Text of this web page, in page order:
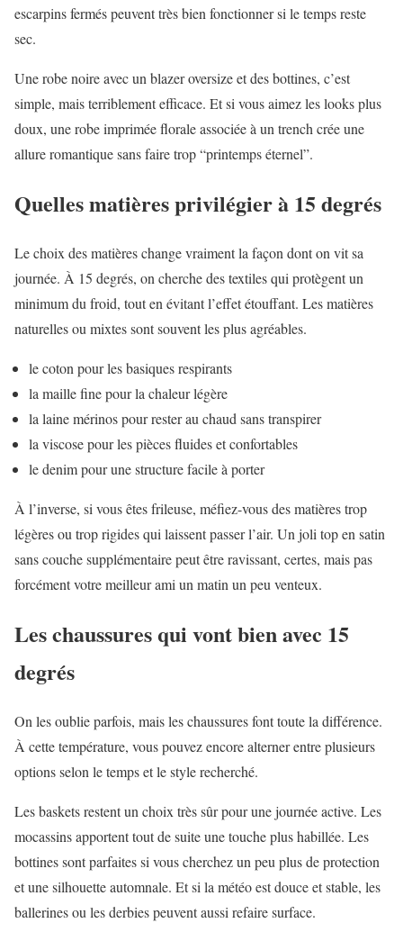
escarpins fermés peuvent très bien fonctionner si le temps reste
sec.
Une robe noire avec un blazer oversize et des bottines, c’est
simple, mais terriblement efficace. Et si vous aimez les looks plus
doux, une robe imprimée florale associée à un trench crée une
allure romantique sans faire trop “printemps éternel”.
Quelles matières privilégier à 15 degrés
Le choix des matières change vraiment la façon dont on vit sa
journée. À 15 degrés, on cherche des textiles qui protègent un
minimum du froid, tout en évitant l’effet étouffant. Les matières
naturelles ou mixtes sont souvent les plus agréables.
le coton pour les basiques respirants
la maille fine pour la chaleur légère
la laine mérinos pour rester au chaud sans transpirer
la viscose pour les pièces fluides et confortables
le denim pour une structure facile à porter
À l’inverse, si vous êtes frileuse, méfiez-vous des matières trop
légères ou trop rigides qui laissent passer l’air. Un joli top en satin
sans couche supplémentaire peut être ravissant, certes, mais pas
forcément votre meilleur ami un matin un peu venteux.
Les chaussures qui vont bien avec 15
degrés
On les oublie parfois, mais les chaussures font toute la différence.
À cette température, vous pouvez encore alterner entre plusieurs
options selon le temps et le style recherché.
Les baskets restent un choix très sûr pour une journée active. Les
mocassins apportent tout de suite une touche plus habillée. Les
bottines sont parfaites si vous cherchez un peu plus de protection
et une silhouette automnale. Et si la météo est douce et stable, les
ballerines ou les derbies peuvent aussi refaire surface.